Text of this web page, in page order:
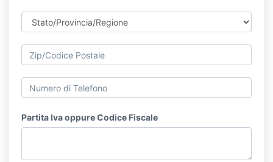
Partita Iva oppure Codice Fiscale